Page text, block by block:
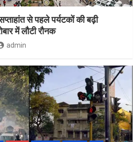
से पहले पर्यटकों की बढ़ी
में लौटी रौनक
admin